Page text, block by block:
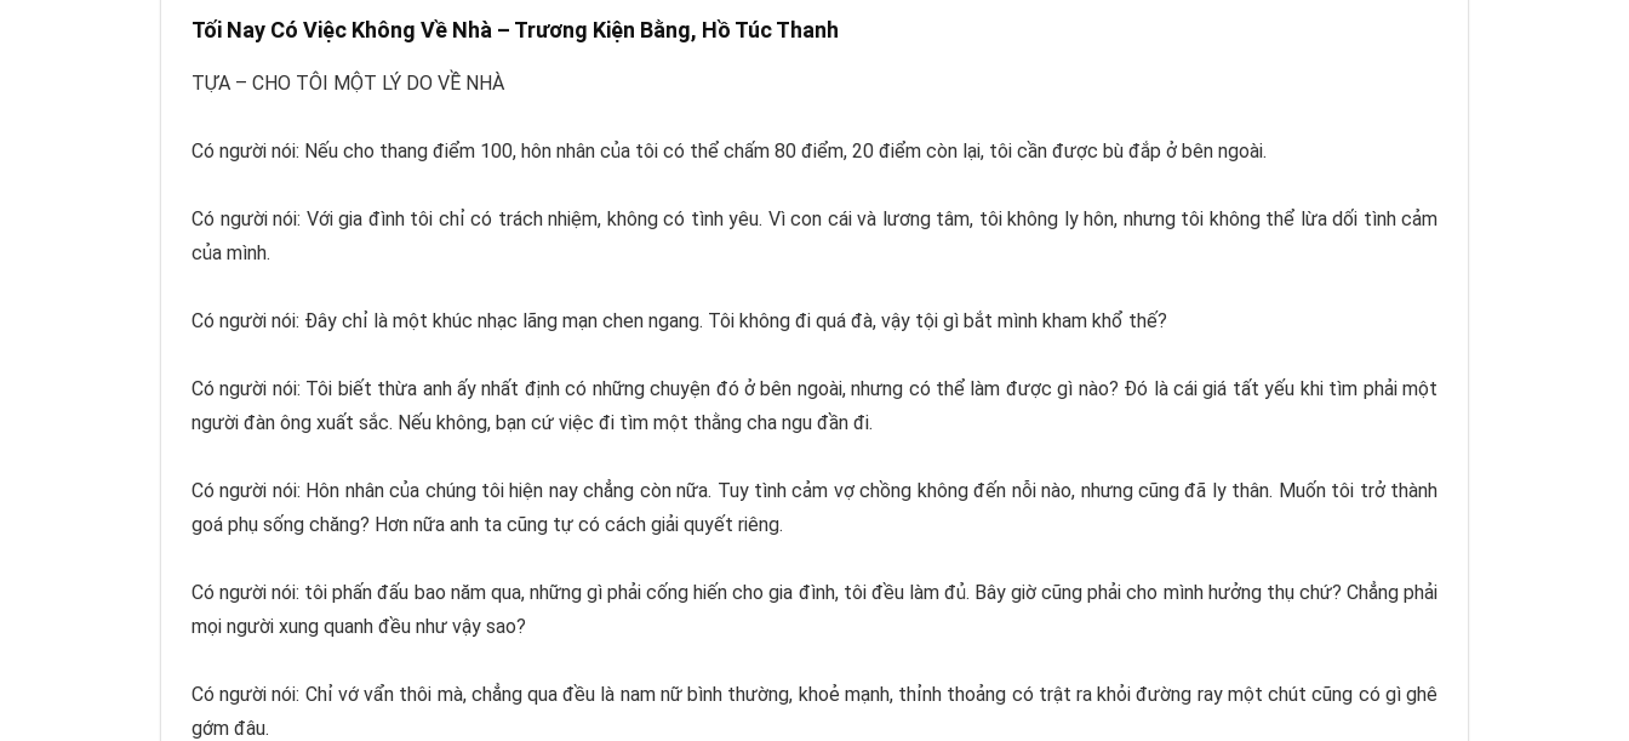
Tối Nay Có Việc Không Về Nhà – Trương Kiện Bằng, Hồ Túc Thanh
TỰA – CHO TÔI MỘT LÝ DO VỀ NHÀ
Có người nói: Nếu cho thang điểm 100, hôn nhân của tôi có thể chấm 80 điểm, 20 điểm còn lại, tôi cần được bù đắp ở bên ngoài.
Có người nói: Với gia đình tôi chỉ có trách nhiệm, không có tình yêu. Vì con cái và lương tâm, tôi không ly hôn, nhưng tôi không thể lừa dối tình cảm
của mình.
Có người nói: Đây chỉ là một khúc nhạc lãng mạn chen ngang. Tôi không đi quá đà, vậy tội gì bắt mình kham khổ thế?
Có người nói: Tôi biết thừa anh ấy nhất định có những chuyện đó ở bên ngoài, nhưng có thể làm được gì nào? Đó là cái giá tất yếu khi tìm phải một
người đàn ông xuất sắc. Nếu không, bạn cứ việc đi tìm một thằng cha ngu đần đi.
Có người nói: Hôn nhân của chúng tôi hiện nay chẳng còn nữa. Tuy tình cảm vợ chồng không đến nỗi nào, nhưng cũng đã ly thân. Muốn tôi trở thành
goá phụ sống chăng? Hơn nữa anh ta cũng tự có cách giải quyết riêng.
Có người nói: tôi phấn đấu bao năm qua, những gì phải cống hiến cho gia đình, tôi đều làm đủ. Bây giờ cũng phải cho mình hưởng thụ chứ? Chẳng phải
mọi người xung quanh đều như vậy sao?
Có người nói: Chỉ vớ vẩn thôi mà, chẳng qua đều là nam nữ bình thường, khoẻ mạnh, thỉnh thoảng có trật ra khỏi đường ray một chút cũng có gì ghê
gớm đâu.